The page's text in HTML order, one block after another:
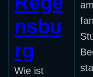
nsbu
rg
Wie ist